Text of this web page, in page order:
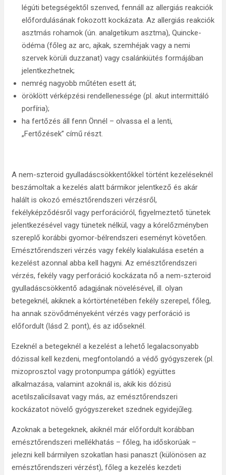
légúti betegségektől szenved, fennáll az allergiás reakciók
előfordulásának fokozott kockázata. Az allergiás reakciók
asztmás rohamok (ún. analgetikum asztma), Quincke-
ödéma (főleg az arc, ajkak, szemhéjak vagy a nemi
szervek körüli duzzanat) vagy csalánkiütés formájában
jelentkezhetnek;
nemrég nagyobb műtéten esett át;
öröklött vérképzési rendellenessége (pl. akut intermittáló
porfíria);
ha fertőzés áll fenn Önnél – olvassa el a lenti,
„Fertőzések” című részt.
A nem-szteroid gyulladáscsökkentőkkel történt kezeléseknél
beszámoltak a kezelés alatt bármikor jelentkező és akár
halált is okozó emésztőrendszeri vérzésről,
fekélyképződésről vagy perforációról, figyelmeztető tünetek
jelentkezésével vagy tünetek nélkül, vagy a kórelőzményben
szereplő korábbi gyomor-bélrendszeri eseményt követően.
Emésztőrendszeri vérzés vagy fekély kialakulása esetén a
kezelést azonnal abba kell hagyni. Az emésztőrendszeri
vérzés, fekély vagy perforáció kockázata nő a nem-szteroid
gyulladáscsökkentő adagjának növelésével, ill. olyan
betegeknél, akiknek a kórtörténetében fekély szerepel, főleg,
ha annak szövődményeként vérzés vagy perforáció is
előfordult (lásd 2. pont), és az időseknél.
Ezeknél a betegeknél a kezelést a lehető legalacsonyabb
dózissal kell kezdeni, megfontolandó a védő gyógyszerek (pl.
mizoprosztol vagy protonpumpa gátlók) együttes
alkalmazása, valamint azoknál is, akik kis dózisú
acetilszalicilsavat vagy más, az emésztőrendszeri
kockázatot növelő gyógyszereket szednek egyidejűleg.
Azoknak a betegeknek, akiknél már előfordult korábban
emésztőrendszeri mellékhatás – főleg, ha időskorúak –
jelezni kell bármilyen szokatlan hasi panaszt (különösen az
emésztőrendszeri vérzést), főleg a kezelés kezdeti